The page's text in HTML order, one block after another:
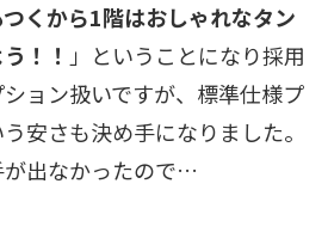
くから1階はおしゃれなタン
！！ 」ということになり採用
ョン扱いですが、標準仕様プ
安さも決め手になりました。
が出なかったので…